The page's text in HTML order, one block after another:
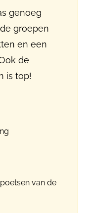
genoeg
groepen
en een
de
is top!
van de